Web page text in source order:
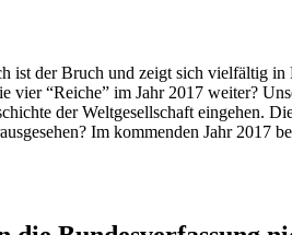
ist der Bruch und zeigt sich vielfältig
“Reiche” im Jahr 2017 weiter?
der Weltgesellschaft eingehen.
Im kommenden Jahr 2017